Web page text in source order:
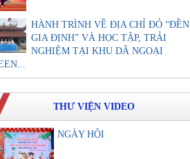
HÀNH TRÌNH VỀ ĐỊA CHỈ ĐỎ “ĐỀN
GIA ĐỊNH” VÀ HỌC TẬP, TRẢI
NGHIỆM TẠI KHU DÃ NGOẠI
THƯ VIỆN VIDEO
NGÀY HỘI